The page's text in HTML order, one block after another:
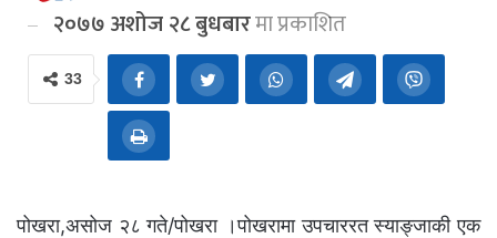
२०७७ अशोज २८ बुधबारमा प्रकाशित
33
पोखरा,असोज २८ गते/पोखरा ।पोखरामा उपचाररत स्याङ्जाकी एक